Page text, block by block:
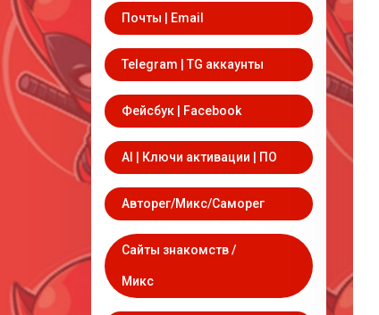
Почты | Email
Telegram | TG аккаунты
Фейсбук | Facebook
AI | Ключи активации | ПО
Авторег/Микс/Саморег
Сайты знакомств /
Микс